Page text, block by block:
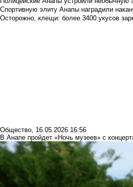
Спортивную элиту Анапы наградили
Осторожно, клещи: более 3400 укусов
Общество, 16.05.2026 16:56
В Анапе пройдет «Ночь музеев» с